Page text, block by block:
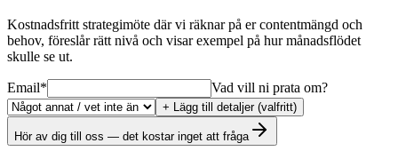
Kostnadsfritt strategimöte där vi räknar på er contentmängd och
behov, föreslår rätt nivå och visar exempel på hur månadsflödet
skulle se ut.
Email* Vad vill ni prata om?
+ Lägg till detaljer (valfritt)
Hör av dig till oss — det kostar inget att fråga